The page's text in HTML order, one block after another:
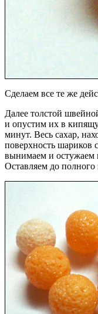
Сделаем все те же
Далее толстой
и опустим их в
минут. Весь сахар,
поверхность шариков
вынимаем и остужаем
Оставляем до